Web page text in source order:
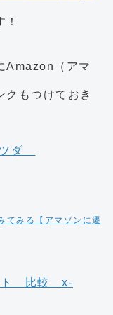
Amazon（アマ
クもつけておき
みる【アマゾンに遷